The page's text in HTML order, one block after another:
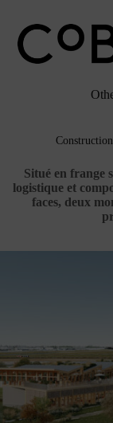
contenu
Situé en frange
logistique et
faces, deux